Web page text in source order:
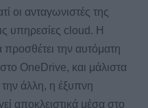
οι ανταγωνιστές της
υπηρεσίες cloud. Η
προσθέτει την αυτόματη
OneDrive, και μάλιστα
άλλη, η έξυπνη
αποκλειστικά μέσα στο